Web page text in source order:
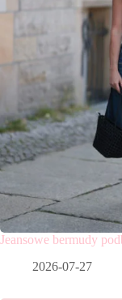
Jeansowe bermudy
2026-07-27